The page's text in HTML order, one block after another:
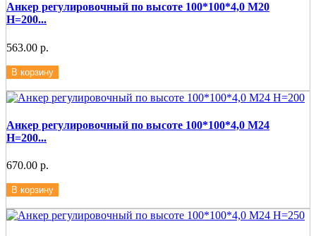
Анкер регулировочный по высоте 100*100*4,0 М20
Н=200...
563.00 р.
В корзину
Анкер регулировочный по высоте 100*100*4,0 М24
Н=200...
670.00 р.
В корзину